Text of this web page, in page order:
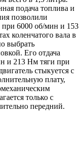
подача топлива и
позволили
6000 об/мин и 153
коленчатого вала в
выбрать
Его отдача
и 213 Нм тяги при
стыкуется с
плату,
только с
передний.